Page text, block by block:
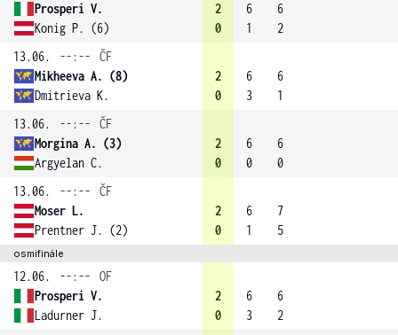
Prosperi V.
Konig P. (6)
2
0
6
1
6
2
13.06.
--:--
ČF
Mikheeva A. (8)
Dmitrieva K.
2
0
6
3
6
1
13.06.
--:--
ČF
Morgina A. (3)
Argyelan C.
2
0
6
0
6
0
13.06.
--:--
ČF
Moser L.
Prentner J. (2)
2
0
6
1
7
5
osmifinále
12.06. --:--
OF
Prosperi V.
Ladurner J.
2
0
6
3
6
2